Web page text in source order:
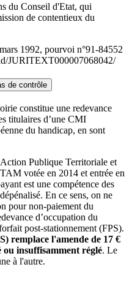
du Conseil d'Etat, qui
de contentieux du
1992, pourvoi n°91-84552
JURITEXT000007068042/
de contrôle
constitue une redevance
titulaires d’une CMI
du handicap, en sont
Publique Territoriale et
votée en 2014 et entrée en
est une compétence des
En ce sens, on ne
pour non-paiement du
d’occupation du
post-stationnement (FPS).
remplace l'amende de 17 €
ou insuffisamment réglé. Le
à l'autre.